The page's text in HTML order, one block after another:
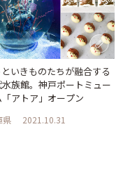
いきものたちが融合する
族館。神戸ポートミュー
アトア」オープン
県 2021.10.31